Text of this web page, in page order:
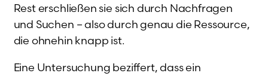
Rest erschließen sie sich durch Nachfragen
und Suchen – also durch genau die Ressource,
die ohnehin knapp ist.
Eine Untersuchung beziffert, dass ein